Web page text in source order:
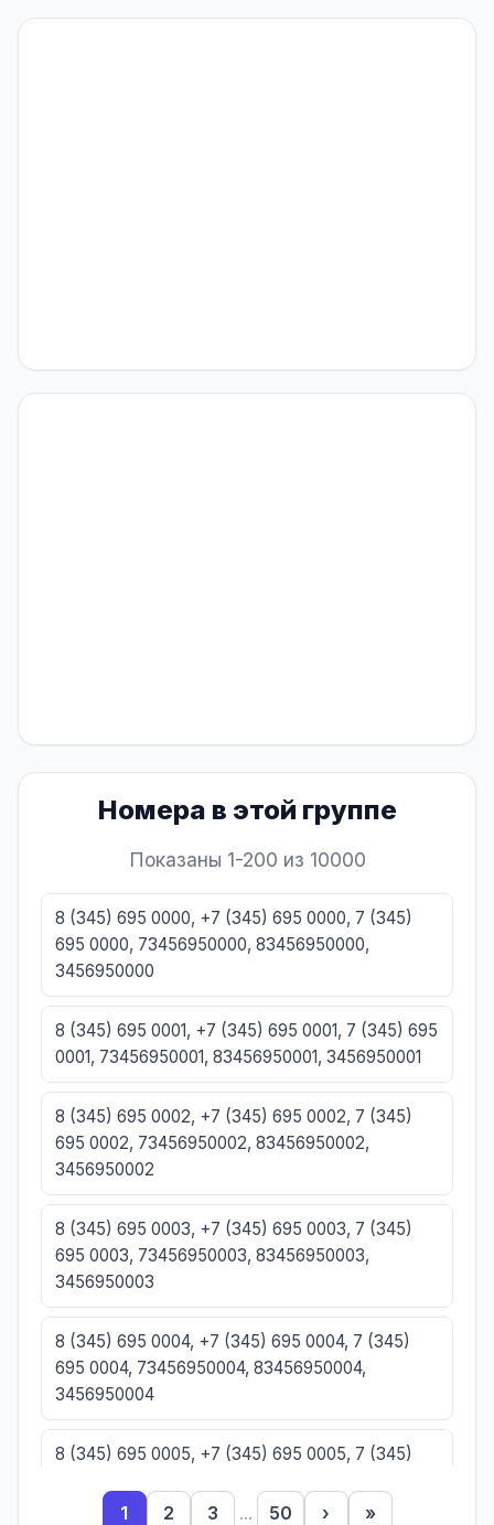
Номера в этой группе
Показаны 1-200 из 10000
8 (345) 695 0000, +7 (345) 695 0000, 7 (345)
695 0000, 73456950000, 83456950000,
3456950000
8 (345) 695 0001, +7 (345) 695 0001, 7 (345) 695
0001, 73456950001, 83456950001, 3456950001
8 (345) 695 0002, +7 (345) 695 0002, 7 (345)
695 0002, 73456950002, 83456950002,
3456950002
8 (345) 695 0003, +7 (345) 695 0003, 7 (345)
695 0003, 73456950003, 83456950003,
3456950003
8 (345) 695 0004, +7 (345) 695 0004, 7 (345)
695 0004, 73456950004, 83456950004,
3456950004
8 (345) 695 0005, +7 (345) 695 0005, 7 (345)
3456950005
1 2 3 ... 50 › »